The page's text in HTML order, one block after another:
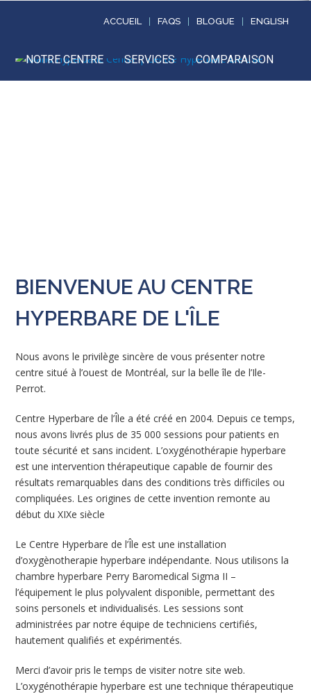
ACCUEIL FAQS BLOGUE ENGLISH
NOTRE CENTRE SERVICES COMPARAISON
BIENVENUE AU CENTRE
HYPERBARE DE L'ÎLE
Nous avons le privilège sincère de vous présenter notre
centre situé à l’ouest de Montréal, sur la belle île de l’Ile-
Perrot.
Centre Hyperbare de l’Île a été créé en 2004. Depuis ce temps,
nous avons livrés plus de 35 000 sessions pour patients en
toute sécurité et sans incident. L’oxygénothérapie hyperbare
est une intervention thérapeutique capable de fournir des
résultats remarquables dans des conditions très difficiles ou
compliquées. Les origines de cette invention remonte au
début du XIXe siècle
Le Centre Hyperbare de l’Île est une installation
d’oxygènotherapie hyperbare indépendante. Nous utilisons la
chambre hyperbare Perry Baromedical Sigma II –
l’équipement le plus polyvalent disponible, permettant des
soins personels et individualisés. Les sessions sont
administrées par notre équipe de techniciens certifiés,
hautement qualifiés et expérimentés.
Merci d’avoir pris le temps de visiter notre site web.
L’oxygénothérapie hyperbare est une technique thérapeutique